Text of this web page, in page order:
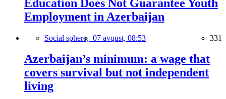
Education Does Not Guarantee Youth
Employment in Azerbaijan
Social sphere, 07 avqust, 08:53 331
Azerbaijan’s minimum: a wage that
covers survival but not independent
living